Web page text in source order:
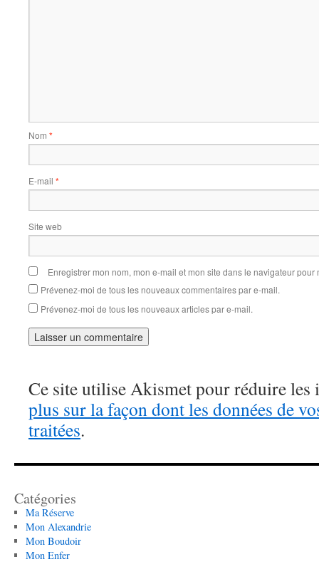
Nom *
E-mail *
Site web
Enregistrer mon nom, mon e-mail et mon site dans le navigateur
Prévenez-moi de tous les nouveaux commentaires par e-mail.
Prévenez-moi de tous les nouveaux articles par e-mail.
Ce site utilise Akismet pour réduire les
plus sur la façon dont les données de
traitées.
Catégories
Ma Réserve
Mon Alexandrie
Mon Boudoir
Mon Enfer